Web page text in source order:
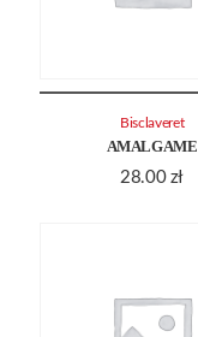
AMALGAME
28.00 zł
Bisclaveret